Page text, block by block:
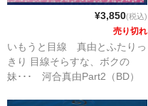
¥3,850(税込)
売り切れ
いもうと目線 真由とふたりっ
きり 目線そらすな、ボクの
妹･･･ 河合真由Part2（BD）